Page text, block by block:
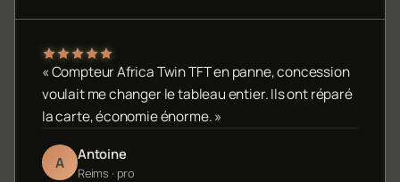
« Compteur Africa Twin TFT en panne, concession
voulait me changer le tableau entier. Ils ont réparé
la carte, économie énorme. »
A Antoine
Reims · pro